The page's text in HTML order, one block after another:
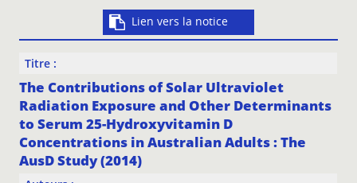
Lien vers la notice
Titre :
The Contributions of Solar Ultraviolet
Radiation Exposure and Other Determinants
to Serum 25-Hydroxyvitamin D
Concentrations in Australian Adults : The
AusD Study (2014)